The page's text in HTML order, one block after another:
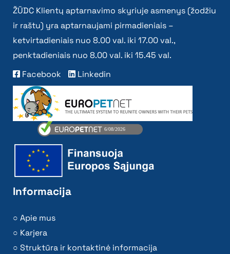
ŽŪDC Klientų aptarnavimo skyriuje asmenys (žodžiu
ir raštu) yra aptarnaujami pirmadieniais –
ketvirtadieniais nuo 8.00 val. iki 17.00 val.,
penktadieniais nuo 8.00 val. iki 15.45 val.
Facebook
Linkedin
Informacija
Apie mus
Karjera
Struktūra ir kontaktinė informacija